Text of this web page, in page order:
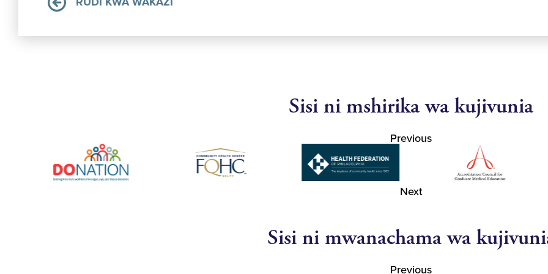
Sisi ni mshirika wa kujivunia
Previous
Next
Sisi ni mwanachama wa
Previous